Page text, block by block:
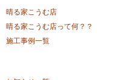
晴る家こうむ店
晴る家こうむ店って何？？
施工事例一覧